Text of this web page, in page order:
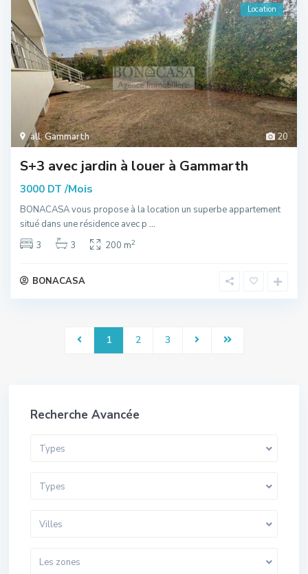
20
all,Gammarth
Location
S+3 avec jardin à louer à Gammarth
3000 DT/Mois
BONACASA vous propose à la location un superbe appartement
situé dans une résidence avec p ...
3
3 200 m2
BONACASA
1 2 3
Recherche Avancée
Types
Types
Villes
Les zones